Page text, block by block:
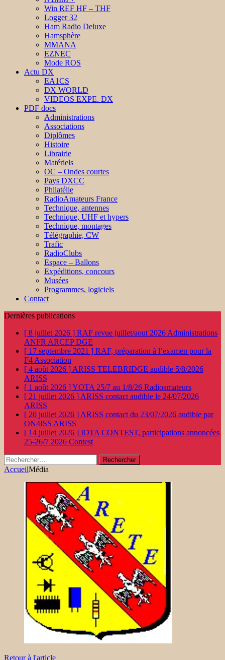
Win REF HF – THF
Logger 32
Ham Radio Deluxe
Hamsphère
MMANA
EZNEC
Mode ROS
Actu DX
EA1CS
DX WORLD
VIDEOS EXPE. DX
PDF docs
Administrations
Associations
Diplômes
Histoire
Librairie
Matériels
OC – Ondes courtes
Pays DXCC
Philatélie
RadioAmateurs France
Technique, antennes
Technique, UHF et hypers
Technique, montages
Télégraphie, CW
Trafic
RadioClubs
Espace – Ballons
Expéditions, concours
Musées
Programmes, logiciels
Contact
Dernières publications
[ 8 juillet 2026 ] RAF revue juillet/aout 2026 Administrations
ANFR ARCEP DGE
[ 17 septembre 2021 ] RAF, préparation à l’examen pour la
F4 Association
[ 4 août 2026 ] ARISS TELEBRIDGE audible 5/8/2026
ARISS
[ 1 août 2026 ]YOTA 25/7 au 1/8/26 Radioamateurs
[ 21 juillet 2026 ] ARISS contact audible le 24/07/2026
ARISS
[ 20 juillet 2026 ] ARISS contact du 23/07/2026 audible par
ON4ISS ARISS
[ 14 juillet 2026 ] IOTA CONTEST, participations annoncées
25-26/7 2026 Contest
Rechercher :
AccueilMédia
Retour à l'article